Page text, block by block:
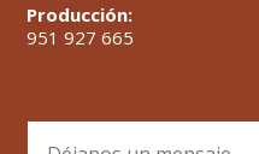
Producción:
951 927 665